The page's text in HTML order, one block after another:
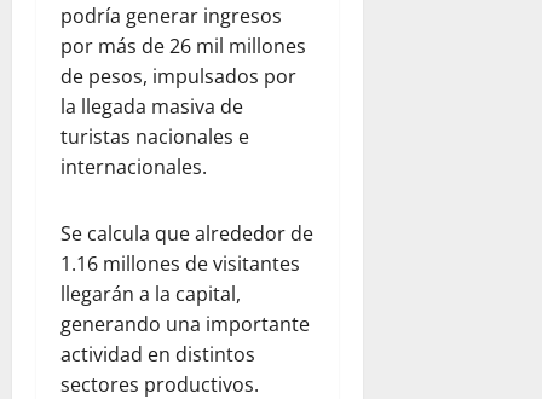
podría generar ingresos
por más de 26 mil millones
de pesos, impulsados por
la llegada masiva de
turistas nacionales e
internacionales.
Se calcula que alrededor de
1.16 millones de visitantes
llegarán a la capital,
generando una importante
actividad en distintos
sectores productivos.